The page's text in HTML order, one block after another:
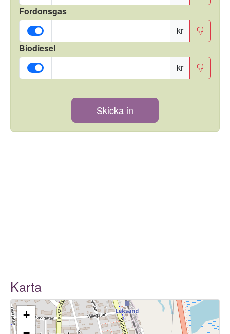
Fordonsgas
kr
Biodiesel
kr
Skicka in
Karta
+